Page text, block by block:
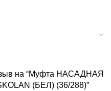
на “Муфта НАСАДНАЯ
(БЕЛ) (36/288)”